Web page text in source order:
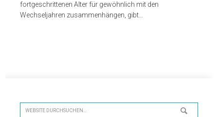
fortgeschrittenen Alter für gewöhnlich mit den
Wechseljahren zusammenhängen, gibt…
Website